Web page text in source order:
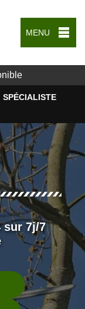
MENU
SPÉCIALISTE
sur 7j/7